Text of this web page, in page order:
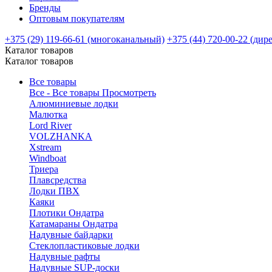
Бренды
Оптовым покупателям
+375 (29) 119-66-61 (многоканальный) +375 (44) 720-00-22
Каталог товаров
Каталог товаров
Все товары
Все - Все товары Просмотреть
Алюминиевые лодки
Малютка
Lord River
VOLZHANKA
Xstream
Windboat
Триера
Плавсредства
Лодки ПВХ
Каяки
Плотики Ондатра
Катамараны Ондатра
Надувные байдарки
Стеклопластиковые лодки
Надувные рафты
Надувные SUP-доски